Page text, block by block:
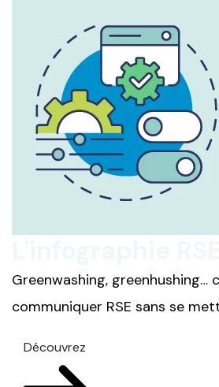
Greenwashing, greenhushing…
communiquer RSE sans se
Découvrez